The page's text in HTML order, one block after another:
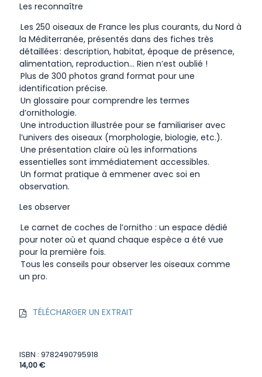
Les reconnaître
Les 250 oiseaux de France les plus courants, du Nord à
la Méditerranée, présentés dans des fiches très
détaillées : description, habitat, époque de présence,
alimentation, reproduction… Rien n’est oublié !
Plus de 300 photos grand format pour une
identification précise.
Un glossaire pour comprendre les termes
d’ornithologie.
Une introduction illustrée pour se familiariser avec
l’univers des oiseaux (morphologie, biologie, etc.).
Une présentation claire où les informations
essentielles sont immédiatement accessibles.
Un format pratique à emmener avec soi en
observation.
Les observer
Le carnet de coches de l’ornitho : un espace dédié
pour noter où et quand chaque espèce a été vue
pour la première fois.
Tous les conseils pour observer les oiseaux comme
un pro.
TÉLÉCHARGER UN EXTRAIT
ISBN : 9782490795918
14,00 €